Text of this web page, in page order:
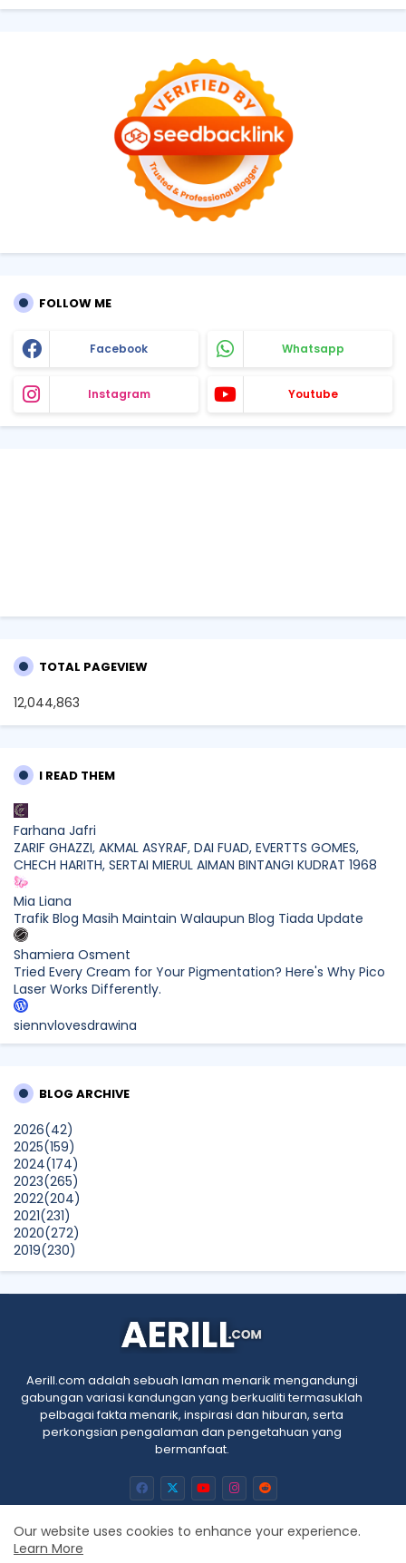
FOLLOW ME
Facebook Whatsapp
Instagram Youtube
TOTAL PAGEVIEW
12,044,863
I READ THEM
Farhana Jafri
ZARIF GHAZZI, AKMAL ASYRAF, DAI FUAD, EVERTTS GOMES,
CHECH HARITH, SERTAI MIERUL AIMAN BINTANGI KUDRAT 1968
Mia Liana
Trafik Blog Masih Maintain Walaupun Blog Tiada Update
Shamiera Osment
Tried Every Cream for Your Pigmentation? Here's Why Pico
Laser Works Differently.
siennylovesdrawing
Malaysian Music Legend ~ Dato’ Khadijah Ibrahim Returns
Blog Kawan Kawan Kena Removed? Why....
Show All
BLOG ARCHIVE
2026(42)
2025(159)
2024(174)
2023(265)
2022(204)
2021(231)
2020(272)
2019(230)
2018(496)
2011(45)
2010(5)
Aerill.com adalah sebuah laman menarik mengandungi
gabungan variasi kandungan yang berkualiti termasuklah
pelbagai fakta menarik, inspirasi dan hiburan, serta
perkongsian pengalaman dan pengetahuan yang
bermanfaat.
Home
Our website uses cookies to enhance your experience.
Learn More